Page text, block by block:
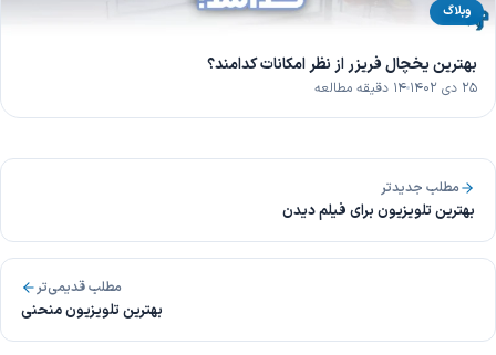
وبلاگ
بهترین یخچال فریزر از نظر امکانات کدامند؟
۲۵ دی ۱۴۰۲ ۱۴ دقیقه مطالعه
مطلب جدیدتر
بهترین تلویزیون برای فیلم دیدن
مطلب قدیمی‌تر
بهترین تلویزیون منحنی